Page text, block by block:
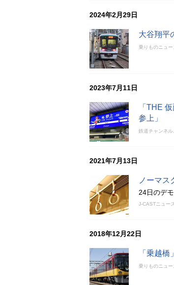
2024年2月29日
大谷翔平
乗りものニュー
2023年7月11日
「THE
参上」
鉄道チャンネル
2021年7月13日
ノーマス
24日のデ
J-CASTニュース
2018年12月22日
「乗越
乗りものニュー